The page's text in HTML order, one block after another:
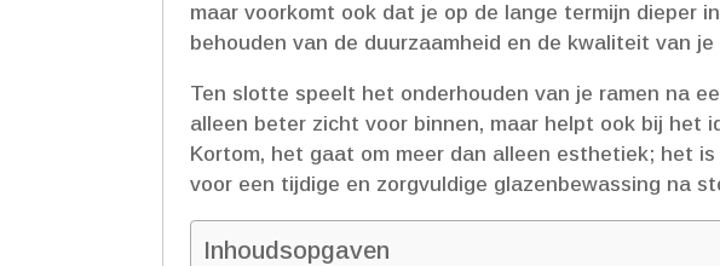
maar voorkomt ook dat je op de lange termijn dieper
behouden van de duurzaamheid en de kwaliteit van je
Ten slotte speelt het onderhouden van je ramen na
alleen beter zicht voor binnen, maar helpt ook bij het
Kortom, het gaat om meer dan alleen esthetiek; het
voor een tijdige en zorgvuldige glazenbewassing na
Inhoudsopgaven